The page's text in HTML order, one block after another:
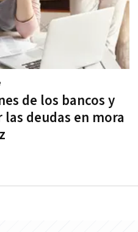
de los bancos y
deudas en mora